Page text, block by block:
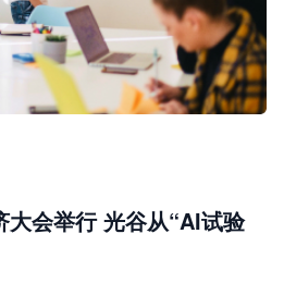
会举行 光谷从“AI试验